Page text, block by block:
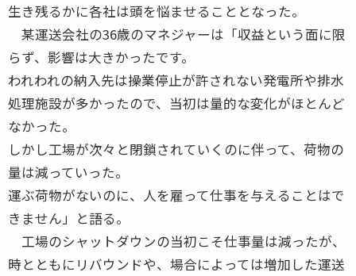
生き残るかに各社は頭を悩ませることとなった。
某運送会社の36歳のマネジャーは「収益という面に限
らず、影響は大きかったです。
われわれの納入先は操業停止が許されない発電所や排水
処理施設が多かったので、当初は量的な変化がほとんど
なかった。
しかし工場が次々と閉鎖されていくのに伴って、荷物の
量は減っていった。
運ぶ荷物がないのに、人を雇って仕事を与えることはで
きません」と語る。
工場のシャットダウンの当初こそ仕事量は減ったが、
時とともにリバウンドや、場合によっては増加した運送